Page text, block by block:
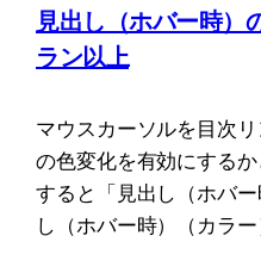
見出し（ホバー時）
ラン以上
マウスカーソルを目次
の色変化を有効にする
すると「見出し（ホバ
し（ホバー時）（カラ